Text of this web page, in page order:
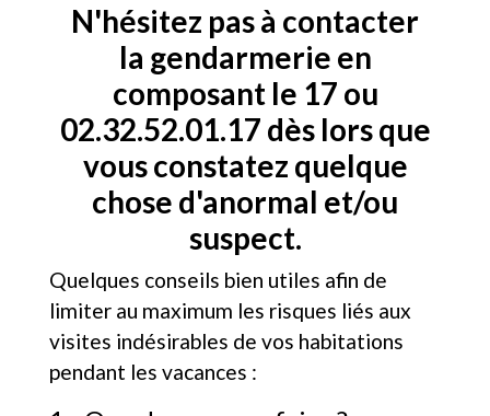
N'hésitez pas à contacter
la gendarmerie en
composant le 17 ou
02.32.52.01.17 dès lors que
vous constatez quelque
chose d'anormal et/ou
suspect.
Quelques conseils bien utiles afin de
limiter au maximum les risques liés aux
visites indésirables de vos habitations
pendant les vacances :